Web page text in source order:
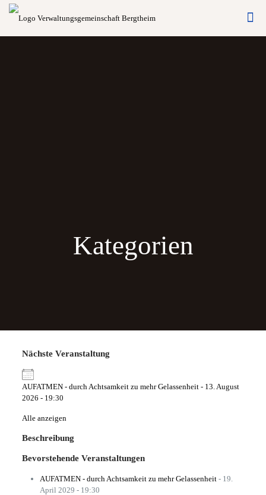
Kategorien
Nächste Veranstaltung
AUFATMEN - durch Achtsamkeit zu mehr Gelassenheit- 13. August
2026 - 19:30
Alle anzeigen
Beschreibung
Bevorstehende Veranstaltungen
AUFATMEN - durch Achtsamkeit zu mehr Gelassenheit- 19.
April 2029 - 19:30